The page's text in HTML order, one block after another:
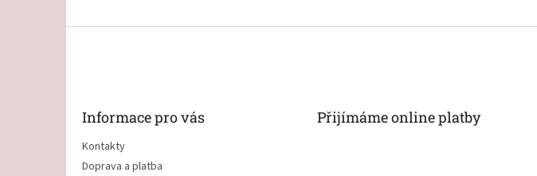
Informace pro vás
Kontakty
Doprava a platba
Přijímáme online platby